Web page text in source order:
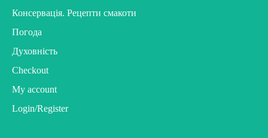
Консервація. Рецепти смакоти
Погода
Духовність
Checkout
My account
Login/Register